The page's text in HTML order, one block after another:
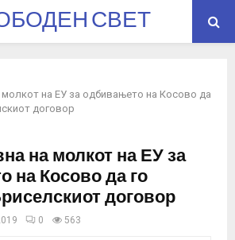
СВЕТ
молкот на ЕУ за одбивањето на Косово да
договор
на молкот на ЕУ за
на Косово да го
договор
0 563